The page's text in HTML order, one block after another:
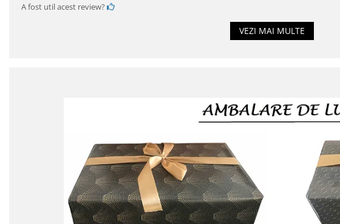
A fost util acest review?
VEZI MAI MULTE